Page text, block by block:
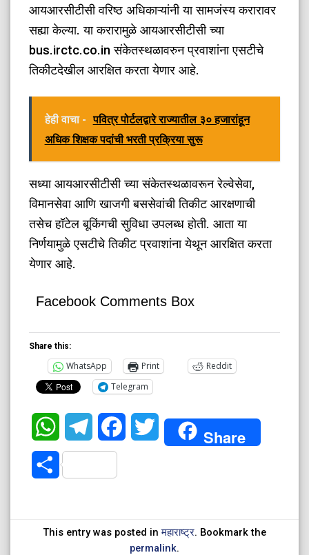
आयआरसीटीसी वरिष्ठ अधिकाऱ्यांनी या सामजंस्य करारावर
सह्या केल्या. या करारामुळे आयआरसीटीसी च्या
bus.irctc.co.in संकेतस्थळावरुन प्रवाशांना एसटीचे
तिकीटदेखील आरक्षित करता येणार आहे.
हेही वाचा - पवित्र पोर्टलद्वारे राज्यातील ३० हजारांहून
अधिक शिक्षक पदांची भरती प्रक्रिया सुरू
सध्या आयआरसीटीसी च्या संकेतस्थळावरून रेल्वेसेवा,
विमानसेवा आणि खाजगी बससेवांची तिकीट आरक्षणाची
तसेच हॉटेल बूकिंगची सुविधा उपलब्ध होती. आता या
निर्णयामुळे एसटीचे तिकीट प्रवाशांना येथून आरक्षित करता
येणार आहे.
Facebook Comments Box
Share this:
WhatsApp Print
Reddit
Telegram
WhatsAppTelegramFacebookTwitter Share
Share
This entry was posted inमहाराष्ट्र. Bookmark the
permalink.